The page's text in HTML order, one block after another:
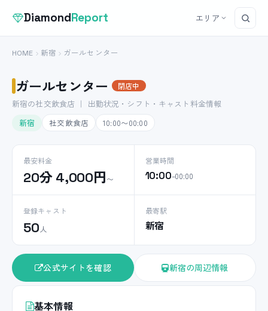
DiamondReport エリア
HOME 新宿 ガールセンター
ガールセンター 閉店中
新宿の社交飲食店 ｜ 出勤状況・シフト・キャスト料金情報
新宿
社交飲食店 10:00〜00:00
最安料金
20分 4,000円〜
営業時間
10:00–00:00
登録キャスト
50 人
最寄駅
新宿
公式サイトを確認 新宿の周辺情報
基本情報